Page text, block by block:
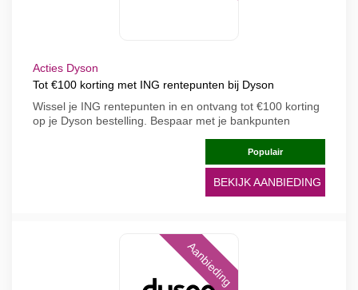
Acties Dyson
Tot €100 korting met ING rentepunten bij Dyson
Wissel je ING rentepunten in en ontvang tot €100 korting
op je Dyson bestelling. Bespaar met je bankpunten
Populair
BEKIJK AANBIEDING
Aanbieding